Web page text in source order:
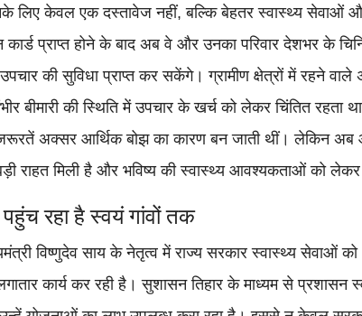
लिए केवल एक दस्तावेज नहीं, बल्कि बेहतर स्वास्थ्य सेवाओं
प्राप्त होने के बाद अब वे और उनका परिवार देशभर के
की सुविधा प्राप्त कर सकेंगे। ग्रामीण क्षेत्रों में रहने वाले
बीमारी की स्थिति में उपचार के खर्च को लेकर चिंतित
अक्सर आर्थिक बोझ का कारण बन जाती थीं। लेकिन अब
बड़ी राहत मिली है और भविष्य की स्वास्थ्य आवश्यकताओं को
रहा है स्वयं गांवों तक
विष्णुदेव साय के नेतृत्व में राज्य सरकार स्वास्थ्य सेवाओं को
कार्य कर रही है। सुशासन तिहार के माध्यम से प्रशासन
के मेयर शिवराज पासवान की गोली मारकर
सीने...
Jul 30, 2021 210